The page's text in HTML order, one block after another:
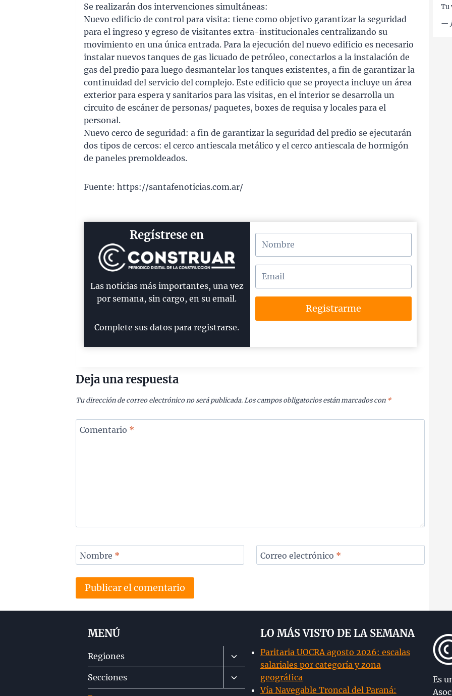
Se realizarán dos intervenciones simultáneas:
Nuevo edificio de control para visita: tiene como objetivo garantizar la seguridad
para el ingreso y egreso de visitantes extra-institucionales centralizando su
movimiento en una única entrada. Para la ejecución del nuevo edificio es necesario
instalar nuevos tanques de gas licuado de petróleo, conectarlos a la instalación de
gas del predio para luego desmantelar los tanques existentes, a fin de garantizar la
continuidad del servicio del complejo. Este edificio que se proyecta incluye un área
exterior para espera y sanitarios para las visitas, en el interior se desarrolla un
circuito de escáner de personas/ paquetes, boxes de requisa y locales para el
personal.
Nuevo cerco de seguridad: a fin de garantizar la seguridad del predio se ejecutarán
dos tipos de cercos: el cerco antiescala metálico y el cerco antiescala de hormigón
de paneles premoldeados.
Fuente: https://santafenoticias.com.ar/
Regístrese en
Las noticias más importantes, una vez
por semana, sin cargo, en su email.
Complete sus datos para registrarse.
Registrarme
Deja una respuesta
Tu dirección de correo electrónico no será publicada. Los campos obligatorios están marcados con *
Comentario *
Nombre * Correo electrónico *
Tu
—
MENÚ
Regiones
Alternar
menú
hijo
Secciones
Alternar
menú
LO MÁS VISTO DE LA SEMANA
Paritaria UOCRA agosto 2026: escalas
salariales por categoría y zona
geográfica
Vía Navegable Troncal del Paraná:
Es